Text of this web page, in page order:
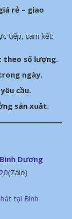
rẻ – giao
tiếp, cam kết:
theo số lượng.
ngày.
cầu.
sản xuất.
Dương
(Zalo)
tại Bình